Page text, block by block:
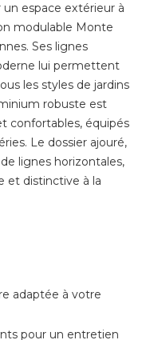
espace extérieur à
modulable Monte
Ses lignes
lui permettent
les styles de jardins
robuste est
confortables, équipés
Le dossier ajouré,
lignes horizontales,
et distinctive à la
adaptée à votre
pour un entretien